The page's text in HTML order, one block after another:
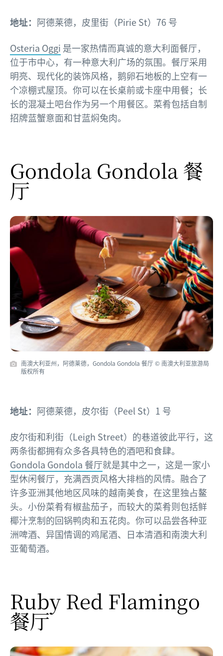
地址： 阿德莱德，皮里街（Pirie St）76 号
Osteria Oggi 是一家热情而真诚的意大利面餐厅，
位于市中心，有一种意大利广场的氛围。餐厅采用
明亮、现代化的装饰风格，鹅卵石地板的上空有一
个凉棚式屋顶。你可以在长桌前或卡座中用餐；长
长的混凝土吧台作为另一个用餐区。菜肴包括自制
招牌蓝蟹意面和甘蓝焖兔肉。
Gondola Gondola 餐
厅
南澳大利亚州，阿德莱德，Gondola Gondola 餐厅 © 南澳大利亚旅游局
版权所有
地址： 阿德莱德，皮尔街（Peel St）1 号
皮尔街和利街（Leigh Street）的巷道彼此平行，这
两条街都拥有众多各具特色的酒吧和食肆。
Gondola Gondola 餐厅就是其中之一，这是一家小
型休闲餐厅，充满西贡风格大排档的风情。融合了
许多亚洲其他地区风味的越南美食，在这里独占鳌
头。小份菜肴有椒盐茄子，而较大的菜肴则包括鲜
椰汁烹制的回锅鸭肉和五花肉。你可以品尝各种亚
洲啤酒、异国情调的鸡尾酒、日本清酒和南澳大利
亚葡萄酒。
Ruby Red Flamingo
餐厅